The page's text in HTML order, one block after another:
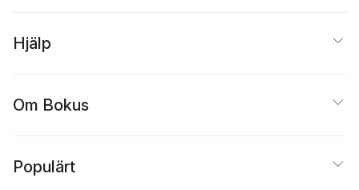
Hjälp
Om Bokus
Populärt